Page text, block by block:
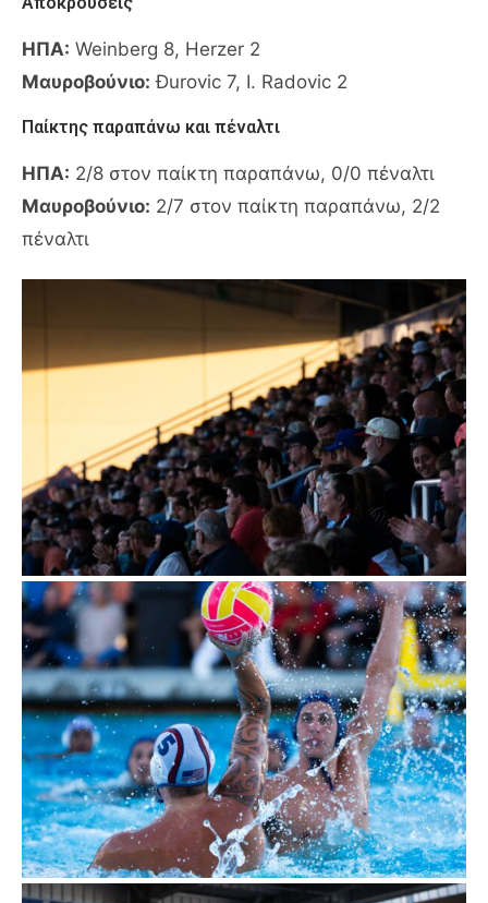
ΗΠΑ: Weinberg 8, Herzer 2
Μαυροβούνιο: Đurovic 7, I. Radovic 2
Παίκτης παραπάνω και πέναλτι
ΗΠΑ: 2/8 στον παίκτη παραπάνω, 0/0 πέναλτι
Μαυροβούνιο: 2/7 στον παίκτη παραπάνω, 2/2
πέναλτι